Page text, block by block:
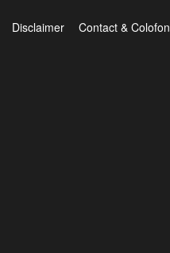
Disclaimer Contact & Colofon